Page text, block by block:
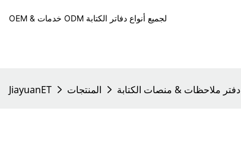
OEM & خدمات ODM لجميع أنواع دفاتر الكتابة
JiayuanET المنتجات دفتر ملاحظات & منصات الكتابة